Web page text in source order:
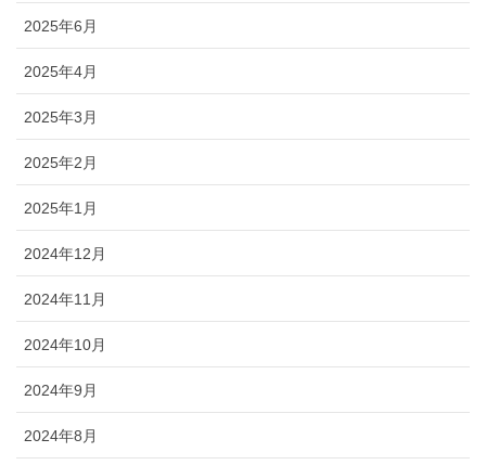
2025年6月
2025年4月
2025年3月
2025年2月
2025年1月
2024年12月
2024年11月
2024年10月
2024年9月
2024年8月